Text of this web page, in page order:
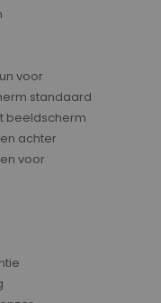
voor
standaard
beeldscherm
achter
voor